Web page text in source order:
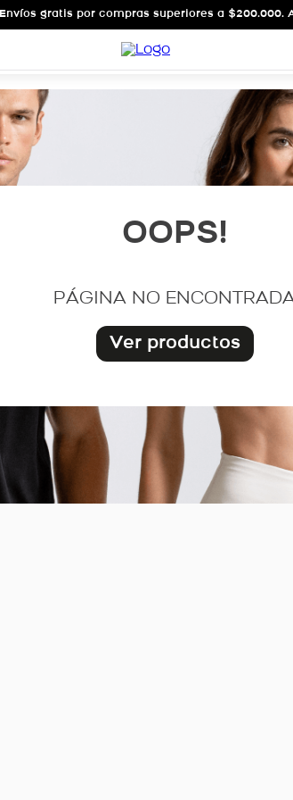
Envíos gratis por compras superiores a $200.000.
OOPS!
PÁGINA NO
Ver productos